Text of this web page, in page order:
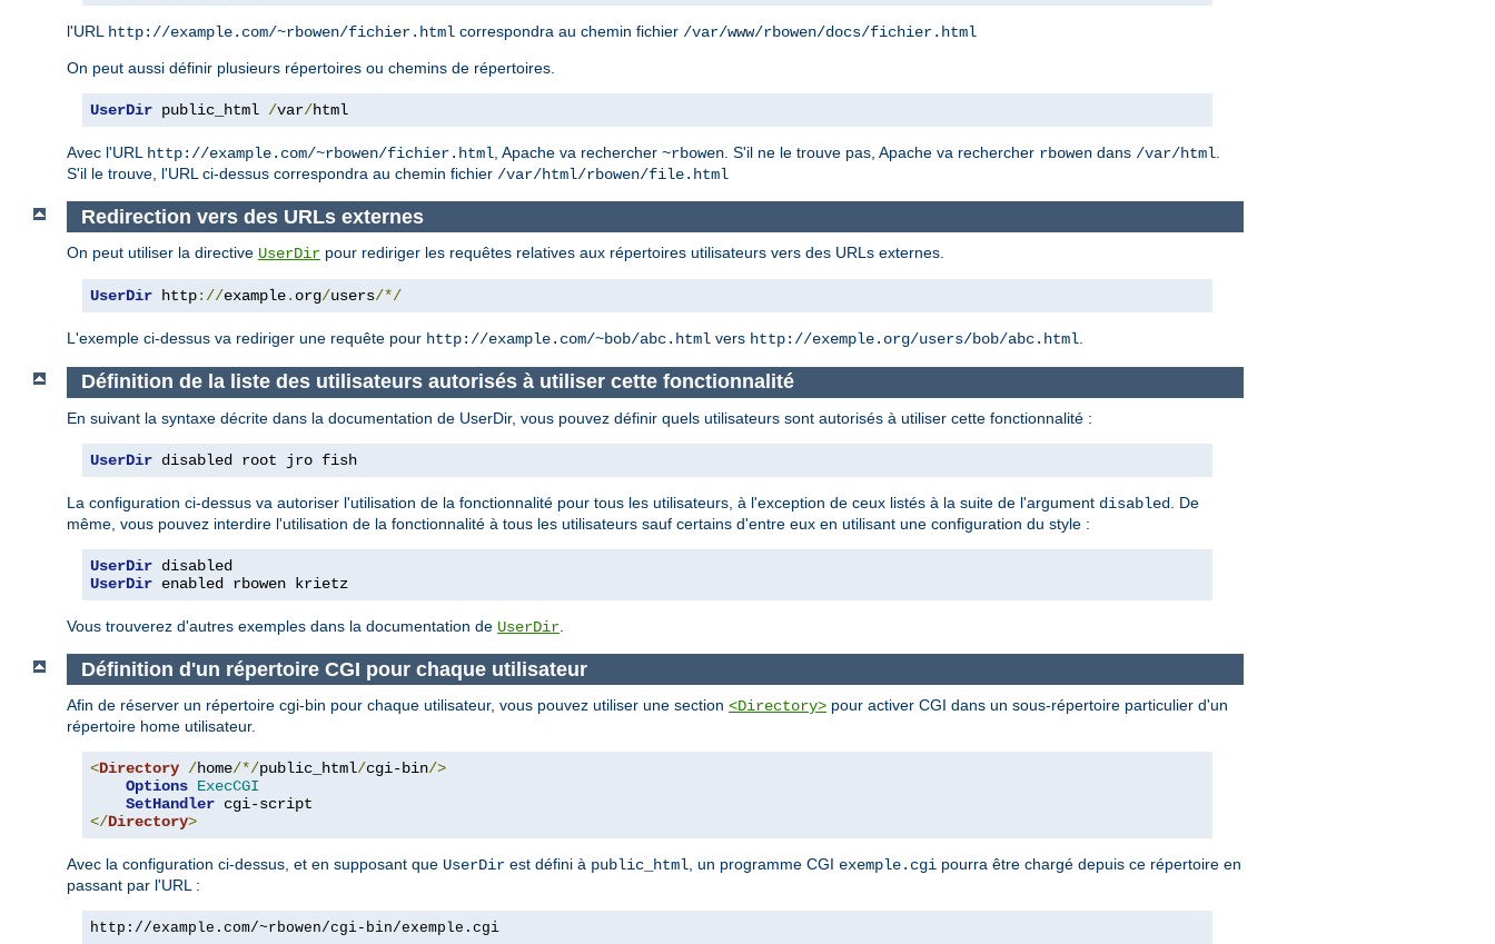
l'URL http://example.com/~rbowen/fichier.html correspondra au chemin fichier /var/www/rbowen/docs/fichier.html
On peut aussi définir plusieurs répertoires ou chemins de répertoires.
UserDir public_html /var/html
Avec l'URL http://example.com/~rbowen/fichier.html , Apache va rechercher ~rbowen . S'il ne le trouve pas, Apache va rechercher rbowen dans /var/html
S'il le trouve, l'URL ci-dessus correspondra au chemin fichier /var/html/rbowen/file.html
Redirection vers des URLs externes
On peut utiliser la directive UserDir pour rediriger les requêtes relatives aux répertoires utilisateurs vers des URLs externes.
UserDir http://example. org/users/*/
L'exemple ci-dessus va rediriger une requête pour http://example.com/~bob/abc.html vers http://exemple.org/users/bob/abc.html.
Définition de la liste des utilisateurs autorisés à utiliser cette fonctionnalité
En suivant la syntaxe décrite dans la documentation de UserDir, vous pouvez définir quels utilisateurs sont autorisés à utiliser cette fonctionnalité :
UserDir disabled root jro fish
La configuration ci-dessus va autoriser l'utilisation de la fonctionnalité pour tous les utilisateurs, à l'exception de ceux listés à la suite de l'argument disabled
. De
même, vous pouvez interdire l'utilisation de la fonctionnalité à tous les utilisateurs sauf certains d'entre eux en utilisant une configuration du style :
UserDir disabled
UserDir enabled rbowen krietz
Vous trouverez d'autres exemples dans la documentation de UserDir
Définition d'un répertoire CGI pour chaque utilisateur
Afin de réserver un répertoire cgi-bin pour chaque utilisateur, vous pouvez utiliser une section <Directory> pour activer CGI dans un sous-répertoire particulier d'un
répertoire home utilisateur.
<Directory /home/*/public_html/cgi-bin/>
Options ExecCGI
SetHandler
</Directory>
Avec la configuration ci-dessus, et en supposant que UserDir est défini à public_html, un programme CGI exemple.cgi pourra être chargé depuis ce répertoire en
passant par l'URL :
http://example.com/~rbowen/cgi-bin/exemple.cgi